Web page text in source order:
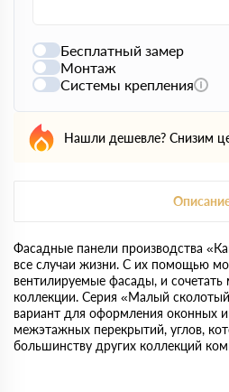
Бесплатный замер
Монтаж
Системы крепления
Нашли дешевле? Снизим
Фасадные панели производства
все случаи жизни. С их помощью
вентилируемые фасады, и
коллекции. Серия «Малый
вариант для оформления оконных
межэтажных перекрытий, углов,
большинству других коллекций